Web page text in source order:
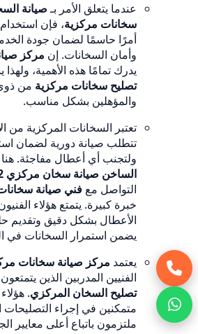
عندما يتعلق الأمر بـصيانة
سخانات مركزية، فإن
أمرًا حاسمًا لضمان جودة
وأمان السخانات. إن مركز
يدرك تمامًا هذه الأهمية،
تصليح سخانات مركزية من ذوي
والمؤهلين بشكل مناسب.
تعتبر السخانات المركزية من
تتطلب صيانة دورية لضمان
ولتجنب أي أعطال مفاجئة. هنا
الساخن صيانة سخان مركزي 16062
التواصل مع فني صيانة
خبرة كبيرة. يتمتع هؤلاء
الأعطال بشكل دقيق وتقديم
يضمن استمرار السخانات في
يعتمد مركز صيانة سخانات
الفنيين المدربين الذين
تصليح السخان المركزي.
متمكنين في إجراء التصليحات
ملتزمون باتباع أعلى معايير